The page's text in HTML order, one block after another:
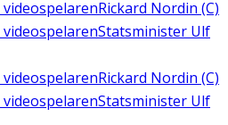
videospelarenRickard Nordin (C)
videospelarenStatsminister Ulf
videospelarenRickard Nordin (C)
videospelarenStatsminister Ulf